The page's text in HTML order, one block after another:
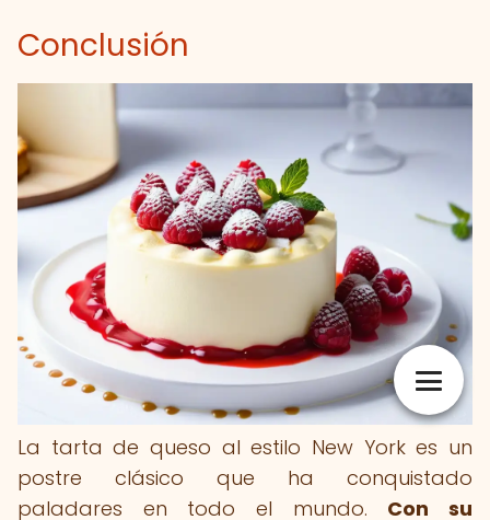
Conclusión
La tarta de queso al estilo New York es un
postre clásico que ha conquistado
paladares en todo el mundo. Con su